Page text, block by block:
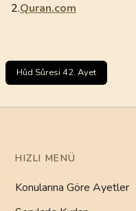
2.Quran.com
Hûd Sûresi 42. Ayet
HIZLI MENÜ
Konularına Göre Ayetler